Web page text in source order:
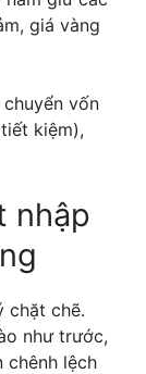
giá vàng
vốn
kiệm),
nhập
chặt chẽ.
như trước,
chênh lệch